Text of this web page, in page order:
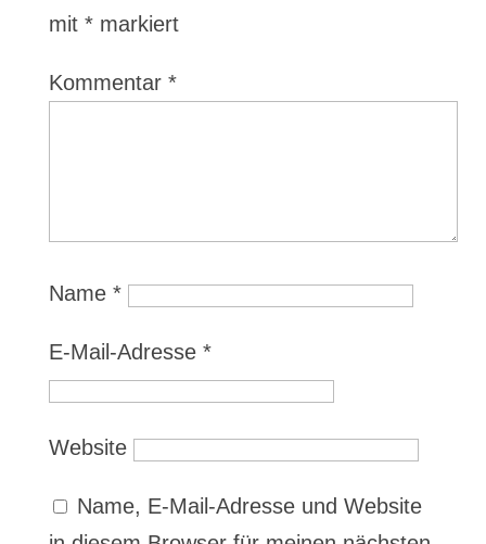
mit *markiert
Kommentar *
Name *
E-Mail-Adresse *
Website
Name, E-Mail-Adresse und Website